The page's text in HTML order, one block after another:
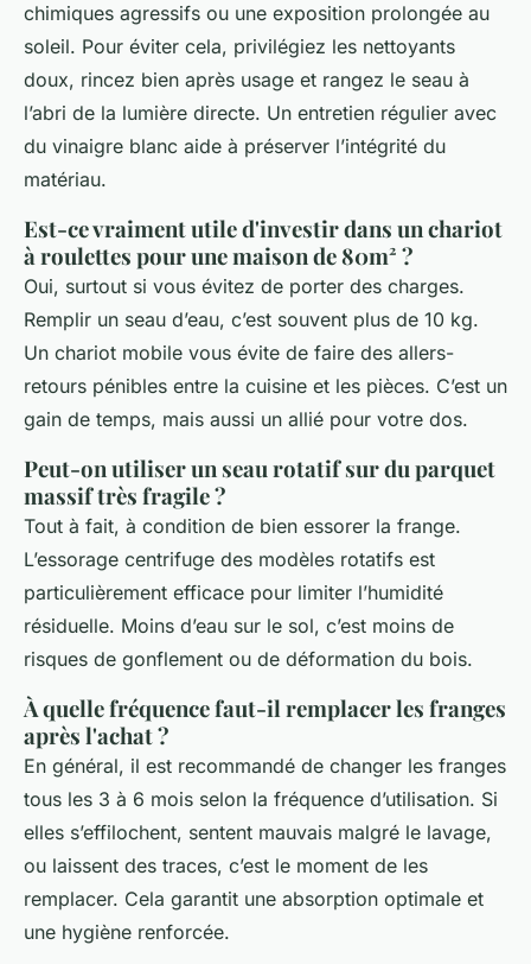
chimiques agressifs ou une exposition prolongée au
soleil. Pour éviter cela, privilégiez les nettoyants
doux, rincez bien après usage et rangez le seau à
l’abri de la lumière directe. Un entretien régulier avec
du vinaigre blanc aide à préserver l’intégrité du
matériau.
Est-ce vraiment utile d'investir dans un chariot
à roulettes pour une maison de 80m² ?
Oui, surtout si vous évitez de porter des charges.
Remplir un seau d’eau, c’est souvent plus de 10 kg.
Un chariot mobile vous évite de faire des allers-
retours pénibles entre la cuisine et les pièces. C’est un
gain de temps, mais aussi un allié pour votre dos.
Peut-on utiliser un seau rotatif sur du parquet
massif très fragile ?
Tout à fait, à condition de bien essorer la frange.
L’essorage centrifuge des modèles rotatifs est
particulièrement efficace pour limiter l’humidité
résiduelle. Moins d’eau sur le sol, c’est moins de
risques de gonflement ou de déformation du bois.
À quelle fréquence faut-il remplacer les franges
après l'achat ?
En général, il est recommandé de changer les franges
tous les 3 à 6 mois selon la fréquence d’utilisation. Si
elles s’effilochent, sentent mauvais malgré le lavage,
ou laissent des traces, c’est le moment de les
remplacer. Cela garantit une absorption optimale et
une hygiène renforcée.